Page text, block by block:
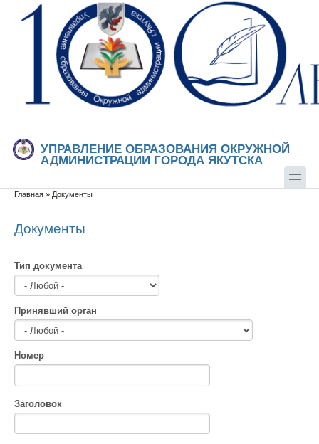
Перейти к основному содержанию
Skip to search
УПРАВЛЕНИЕ ОБРАЗОВАНИЯ ОКРУЖНОЙ
АДМИНИСТРАЦИИ ГОРОДА ЯКУТСКА
Вы здесь
Главная » Документы
Документы
Тип документа
Принявший орган
Номер
Заголовок